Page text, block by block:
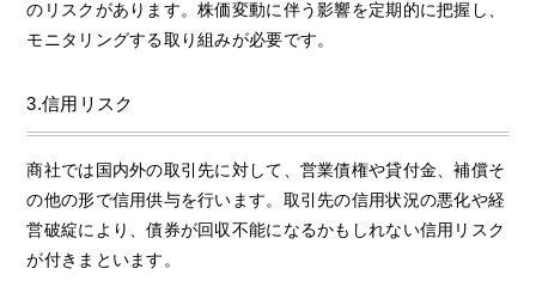
のリスクがあります。株価変動に伴う影響を定期的に把握し、
モニタリングする取り組みが必要です。
3.信用リスク
商社では国内外の取引先に対して、営業債権や貸付金、補償そ
の他の形で信用供与を行います。取引先の信用状況の悪化や経
営破綻により、債券が回収不能になるかもしれない信用リスク
が付きまといます。